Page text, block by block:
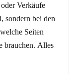
Verkäufe
sondern bei den
Seiten
brauchen. Alles